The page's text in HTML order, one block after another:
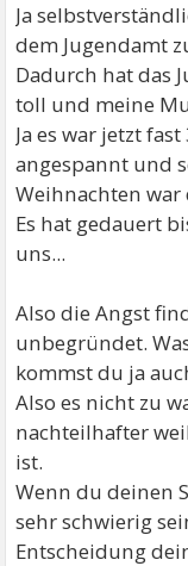
Ja
dem Jugendamt
Dadurch hat das
toll und meine
Ja es war jetzt
angespannt und
Weihnachten war
Es hat gedauert
uns...
Also die Angst
unbegründet.
kommst du ja
Also es nicht zu
nachteilhafter
ist.
Wenn du deinen
sehr schwierig
Entscheidung